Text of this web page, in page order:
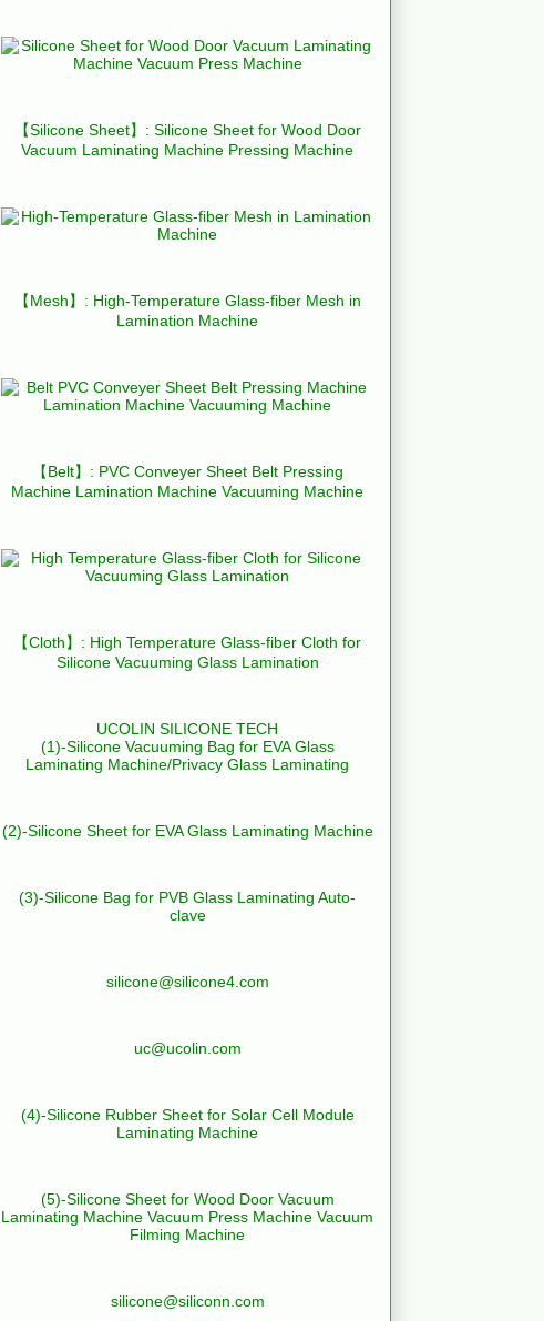
【Silicone Sheet】: Silicone Sheet for Wood Door
Vacuum Laminating Machine Pressing Machine
【Mesh】: High-Temperature Glass-fiber Mesh in
Lamination Machine
【Belt】: PVC Conveyer Sheet Belt Pressing
Machine Lamination Machine Vacuuming Machine
【Cloth】: High Temperature Glass-fiber Cloth for
Silicone Vacuuming Glass Lamination
UCOLIN SILICONE TECH
(1)-Silicone Vacuuming Bag for EVA Glass
Laminating Machine/Privacy Glass Laminating
(2)-Silicone Sheet for EVA Glass Laminating Machine
(3)-Silicone Bag for PVB Glass Laminating Auto-
clave
silicone@silicone4.com
uc@ucolin.com
(4)-Silicone Rubber Sheet for Solar Cell Module
Laminating Machine
(5)-Silicone Sheet for Wood Door Vacuum
Laminating Machine Vacuum Press Machine Vacuum
Filming Machine
silicone@siliconn.com